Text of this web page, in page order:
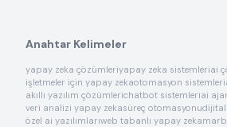
Anahtar Kelimeler
yapay zeka çözümleriyapay zeka sistemleriai
işletmeler için yapay zekaotomasyon sistemleri
akıllı yazılım çözümlerichatbot sistemleriai
veri analizi yapay zekasüreç otomasyonu
özel ai yazılımlarıweb tabanlı yapay zeka